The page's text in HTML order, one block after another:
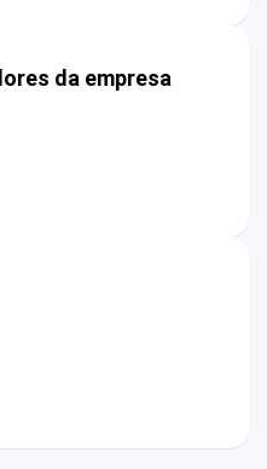
da empresa